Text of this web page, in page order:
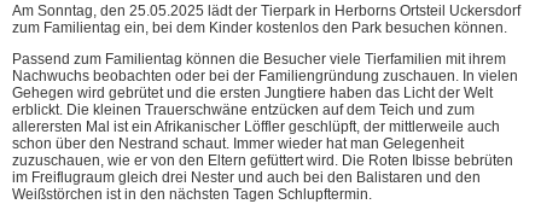
Am Sonntag, den 25.05.2025 lädt der Tierpark in Herborns Ortsteil Uckersdorf
zum Familientag ein, bei dem Kinder kostenlos den Park besuchen können.
Passend zum Familientag können die Besucher viele Tierfamilien mit ihrem
Nachwuchs beobachten oder bei der Familiengründung zuschauen. In vielen
Gehegen wird gebrütet und die ersten Jungtiere haben das Licht der Welt
erblickt. Die kleinen Trauerschwäne entzücken auf dem Teich und zum
allerersten Mal ist ein Afrikanischer Löffler geschlüpft, der mittlerweile auch
schon über den Nestrand schaut. Immer wieder hat man Gelegenheit
zuzuschauen, wie er von den Eltern gefüttert wird. Die Roten Ibisse bebrüten
im Freiflugraum gleich drei Nester und auch bei den Balistaren und den
Weißstörchen ist in den nächsten Tagen Schlupftermin.